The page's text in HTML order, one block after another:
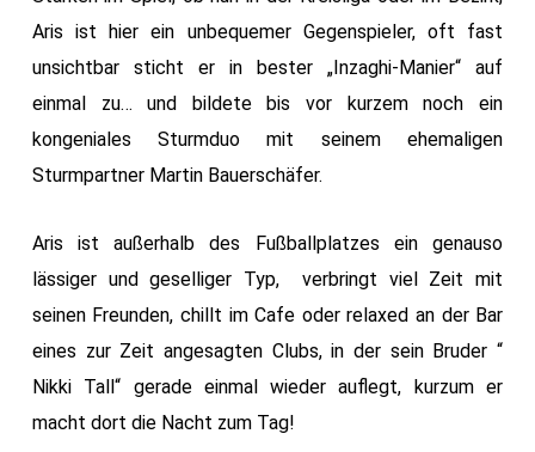
Aris ist hier ein unbequemer Gegenspieler, oft fast
unsichtbar sticht er in bester „Inzaghi-Manier“ auf
einmal zu… und bildete bis vor kurzem noch ein
kongeniales Sturmduo mit seinem ehemaligen
Sturmpartner Martin Bauerschäfer.
Aris ist außerhalb des Fußballplatzes ein genauso
lässiger und geselliger Typ, verbringt viel Zeit mit
seinen Freunden, chillt im Cafe oder relaxed an der Bar
eines zur Zeit angesagten Clubs, in der sein Bruder “
Nikki Tall“ gerade einmal wieder auflegt, kurzum er
macht dort die Nacht zum Tag!